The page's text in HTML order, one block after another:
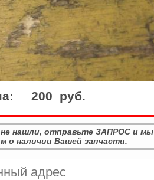
200 руб.
не нашли, отправьте ЗАПРОС и мы
о наличии Вашей запчасти.